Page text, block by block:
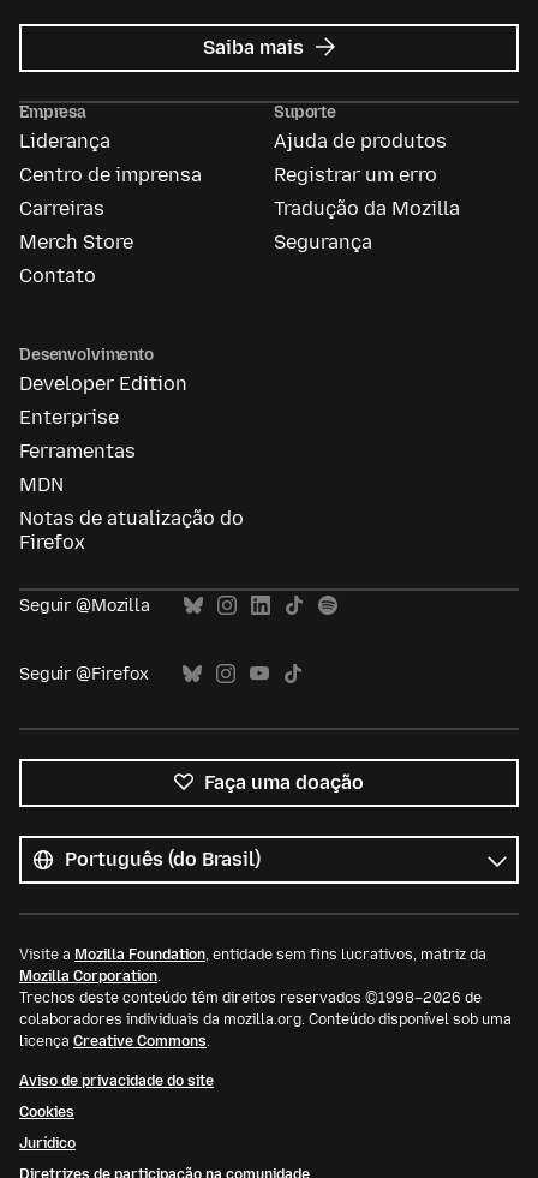
Saiba mais sobre
Mozilla
Empresa
Liderança
Centro de imprensa
Carreiras
Merch Store
Contato
Suporte
Ajuda de produtos
Registrar um erro
Tradução da Mozilla
Segurança
Desenvolvimento
Developer Edition
Enterprise
Ferramentas
MDN
Notas de atualização do
Firefox
Seguir @Mozilla
Seguir @Firefox
Faça uma doação
os
idiomas
Idioma
Visite a Mozilla Foundation, entidade sem fins lucrativos, matriz da
Mozilla Corporation.
Trechos deste conteúdo têm direitos reservados ©1998–2026 de
colaboradores individuais da mozilla.org. Conteúdo disponível sob uma
licença Creative Commons.
Aviso de privacidade do site
Cookies
Jurídico
Diretrizes de participação na comunidade